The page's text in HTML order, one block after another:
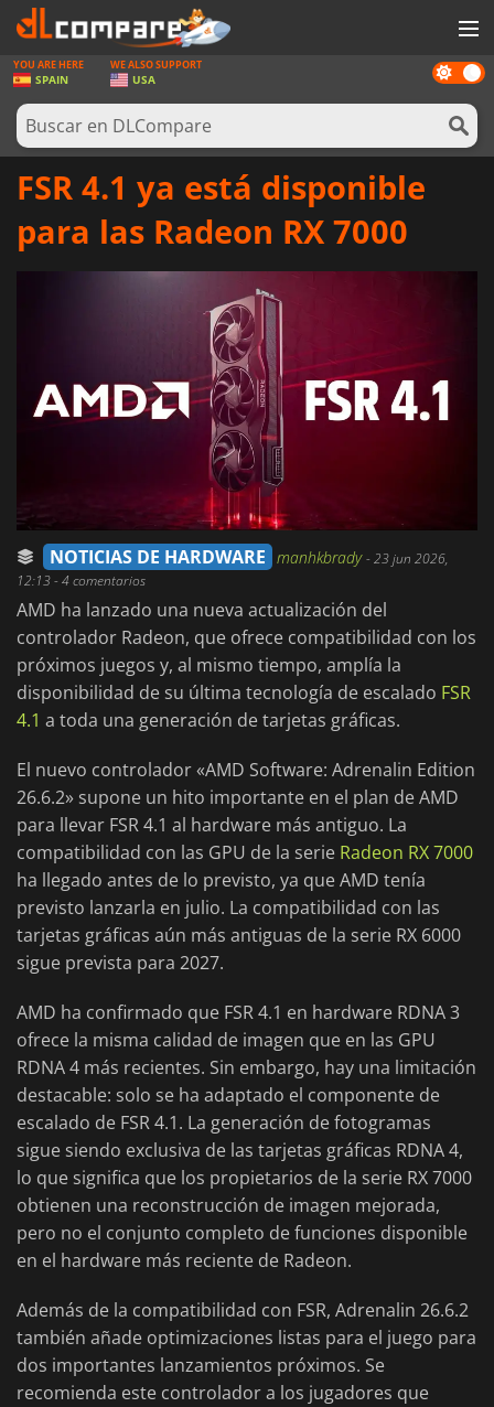
JUEGOS
TARJETAS PREPAGO
SOFTWARE
HARDWARE
INICIAR SESIÓN O REGISTRARSE
Dark
mode
YOU ARE HERE
SPAIN
WE ALSO SUPPORT
USA
FSR 4.1 ya está disponible
para las Radeon RX 7000
NOTICIAS DE HARDWARE manhkbrady-23 jun 2026,
12:13- 4 comentarios
AMD ha lanzado una nueva actualización del
controlador Radeon, que ofrece compatibilidad con los
próximos juegos y, al mismo tiempo, amplía la
disponibilidad de su última tecnología de escalado FSR
4.1 a toda una generación de tarjetas gráficas.
El nuevo controlador «AMD Software: Adrenalin Edition
26.6.2» supone un hito importante en el plan de AMD
para llevar FSR 4.1 al hardware más antiguo. La
compatibilidad con las GPU de la serie Radeon RX 7000
ha llegado antes de lo previsto, ya que AMD tenía
previsto lanzarla en julio. La compatibilidad con las
tarjetas gráficas aún más antiguas de la serie RX 6000
sigue prevista para 2027.
AMD ha confirmado que FSR 4.1 en hardware RDNA 3
ofrece la misma calidad de imagen que en las GPU
RDNA 4 más recientes. Sin embargo, hay una limitación
destacable: solo se ha adaptado el componente de
escalado de FSR 4.1. La generación de fotogramas
sigue siendo exclusiva de las tarjetas gráficas RDNA 4,
lo que significa que los propietarios de la serie RX 7000
obtienen una reconstrucción de imagen mejorada,
pero no el conjunto completo de funciones disponible
en el hardware más reciente de Radeon.
Además de la compatibilidad con FSR, Adrenalin 26.6.2
también añade optimizaciones listas para el juego para
dos importantes lanzamientos próximos. Se
recomienda este controlador a los jugadores que